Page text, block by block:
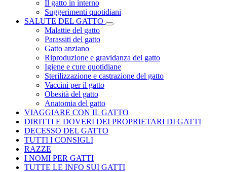
Il gatto in interno
Suggerimenti quotidiani
SALUTE DEL GATTO
Malattie del gatto
Parassiti del gatto
Gatto anziano
Riproduzione e gravidanza del gatto
Igiene e cure quotidiane
Sterilizzazione e castrazione del gatto
Vaccini per il gatto
Obesità del gatto
Anatomia del gatto
VIAGGIARE CON IL GATTO
DIRITTI E DOVERI DEI PROPRIETARI DI GATTI
DECESSO DEL GATTO
TUTTI I CONSIGLI
RAZZE
I NOMI PER GATTI
TUTTE LE INFO SUI GATTI